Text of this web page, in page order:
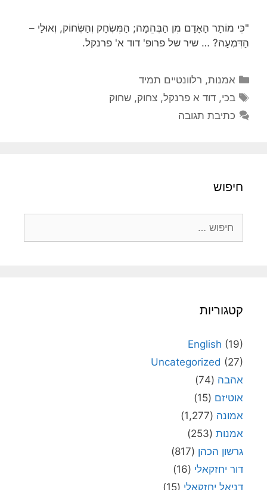
"כִּי מוֹתָר הָאָדָם מִן הַבְּהֵמָה; הַמִּשְׂחָק וְהַשְּׂחוֹק, וְאוּלַי –
הַדִּמְעָה? … שיר של פרופ' דוד א' פרנקל.
קטגוריות
אמנות, רלוונטיים תמיד
תגיות
בכי,דוד א פרנקל,צחוק,שחוק
כתיבת תגובה
חיפוש
קטגוריות
English (19)
Uncategorized (27)
אהבה (74)
אוטיזם (15)
אמונה (1,277)
אמנות (253)
גרשון הכהן (817)
דור יחזקאלי (16)
דניאל יחזקאלי (15)